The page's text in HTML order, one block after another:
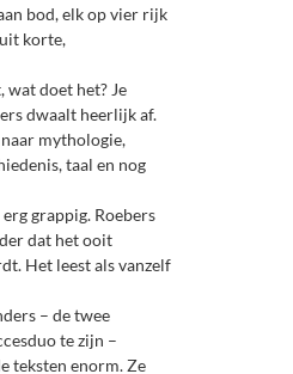
bod, elk op vier rijk
korte,
wat doet het? Je
dwaalt heerlijk af.
mythologie,
taal en nog
grappig. Roebers
dat het ooit
Het leest als vanzelf
– de twee
te zijn –
teksten enorm. Ze